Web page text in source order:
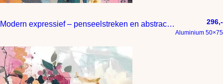
Modern expressief – penseelstreken en abstracte kleurige vlakken 296,-
Aluminium 50×75